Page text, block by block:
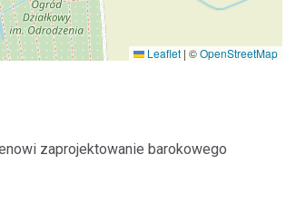
Leaflet | ©OpenStreetMap
zaprojektowanie barokowego